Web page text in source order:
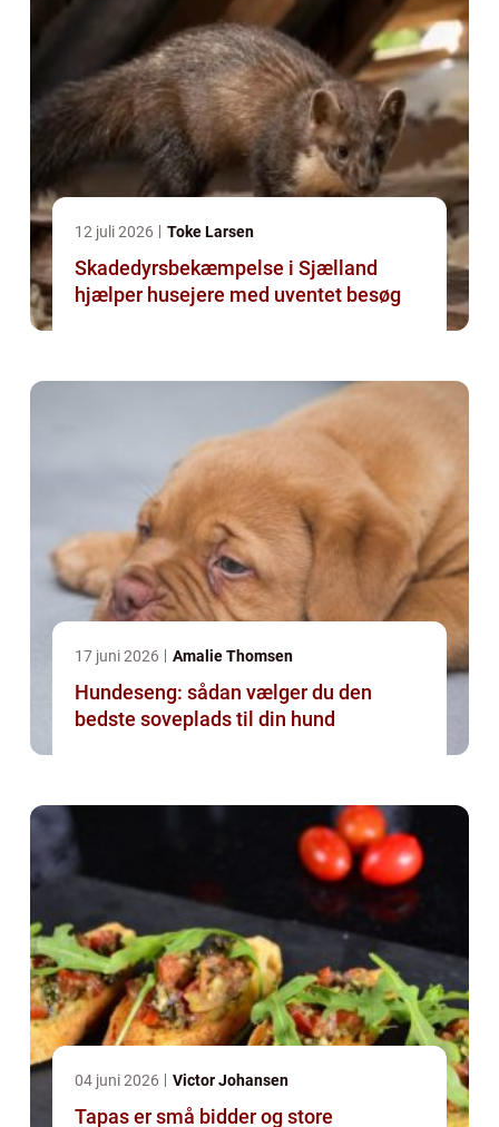
12 juli 2026 Toke Larsen
Skadedyrsbekæmpelse i Sjælland
hjælper husejere med uventet besøg
17 juni 2026 Amalie Thomsen
Hundeseng: sådan vælger du den
bedste soveplads til din hund
04 juni 2026 Victor Johansen
Tapas er små bidder og store